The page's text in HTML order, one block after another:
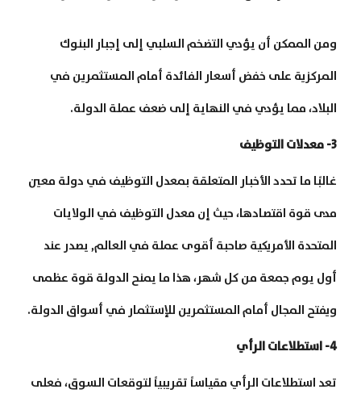
ومن الممكن أن يؤدي التضخم السلبي إلى إجبار البنوك
المركزية على خفض أسعار الفائدة أمام المستثمرين في
البلاد، مما يؤدي في النهاية إلى ضعف عملة الدولة.
3- معدلات التوظيف
غالبًا ما تحدد الأخبار المتعلقة بمعدل التوظيف في دولة معين
مدى قوة اقتصادها، حيث إن معدل التوظيف في الولايات
المتحدة الأمريكية صاحبة أقوى عملة في العالم, يصدر عند
أول يوم جمعة من كل شهر، هذا ما يمنح الدولة قوة عظمى
ويفتح المجال أمام المستثمرين للإستثمار في أسواق الدولة.
4- استطلاعات الرأي
تعد استطلاعات الرأي مقياساً تقريبياً لتوقعات السوق، فعلى